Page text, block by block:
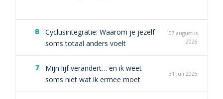
Cyclusintegratie: Waarom je jezelf
soms totaal anders voelt
07 augustus
2026
Mijn lijf verandert… en ik weet
soms niet wat ik ermee moet
31 juli 2026